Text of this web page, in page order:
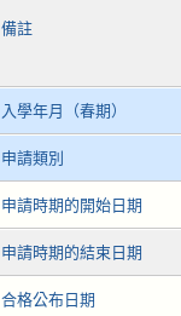
備註
入學年月（春期）
申請類別
申請時期的開始日期
申請時期的結束日期
合格公布日期